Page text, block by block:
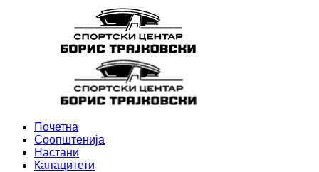
Почетна
Соопштенија
Настани
Капацитети